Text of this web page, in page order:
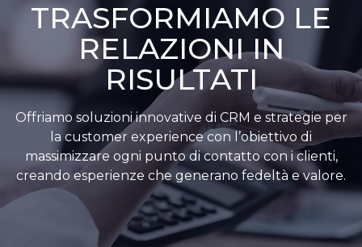
TRASFORMIAMO LE
RELAZIONI IN
RISULTATI
Offriamo soluzioni innovative di CRM e strategie per
la customer experience con l’obiettivo di
massimizzare ogni punto di contatto con i clienti,
creando esperienze che generano fedeltà e valore.